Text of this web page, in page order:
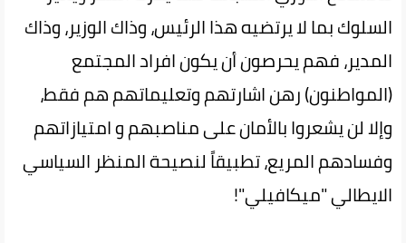
السلوك بما لا يرتضيه هذا الرئيس، وذاك الوزير، وذاك
المدير، فهم يحرصون أن يكون افراد المجتمع
(المواطنون) رهن اشارتهم وتعليماتهم هم فقط،
وإلا لن يشعروا بالأمان على مناصبهم و امتيازاتهم
وفسادهم المريع، تطبيقاً لنصيحة المنظر السياسي
الايطالي "ميكافيلي"!